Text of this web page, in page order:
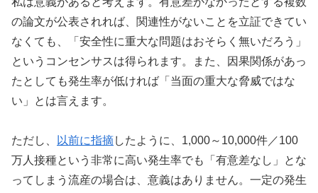
の論文が公表されれば、関連性がないことを立証できてい
なくても、「安全性に重大な問題はおそらく無いだろう」
というコンセンサスは得られます。また、因果関係があっ
たとしても発生率が低ければ「当面の重大な脅威ではな
い」とは言えます。
ただし、 以前に指摘したように、1,000～10,000件／100
万人接種という非常に高い発生率でも「有意差なし」とな
ってしまう流産の場合は、意義はありません。一定の発生